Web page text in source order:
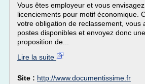
Vous êtes employeur et vous
licenciements pour motif économique.
votre obligation de reclassement, vous
postes disponibles et envoyez donc
proposition de...
Lire la suite
Site : http://www.documentissime.fr